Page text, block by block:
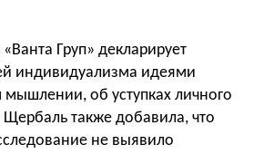
Груп» декларирует
индивидуализма идеями
об уступках личного
также добавила, что
не выявило